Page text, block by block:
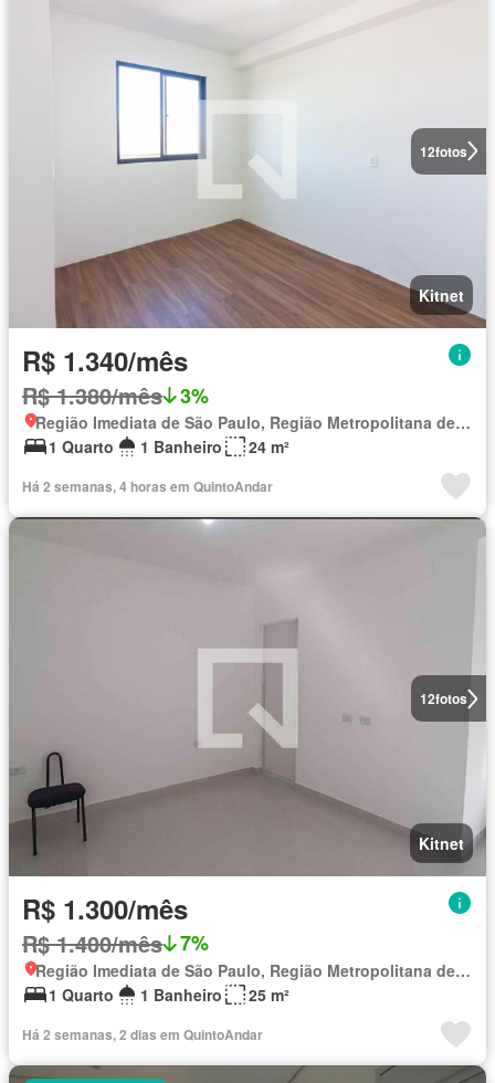
12fotos
Kitnet
R$ 1.340/mês
R$ 1.380/mês 3%
Região Imediata de São Paulo, Região Metropolitana de São Paulo
1 Quarto
1 Banheiro 24 m²
Há 2 semanas, 4 horas em QuintoAndar
12fotos
Kitnet
R$ 1.300/mês
R$ 1.400/mês 7%
Região Imediata de São Paulo, Região Metropolitana de São Paulo
1 Quarto
1 Banheiro 25 m²
Há 2 semanas, 2 dias em QuintoAndar